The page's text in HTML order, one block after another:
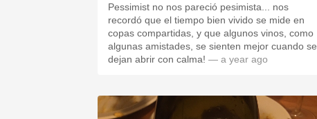
Pessimist no nos pareció pesimista... nos
recordó que el tiempo bien vivido se mide en
copas compartidas, y que algunos vinos, como
algunas amistades, se sienten mejor cuando se
dejan abrir con calma! — a year ago